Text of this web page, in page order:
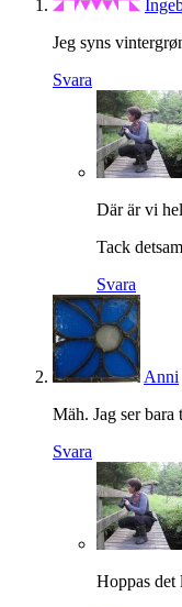
Jeg syns
Svara
Där är vi
Tack
Svara
Anni
Mäh. Jag ser
Svara
Hoppas det